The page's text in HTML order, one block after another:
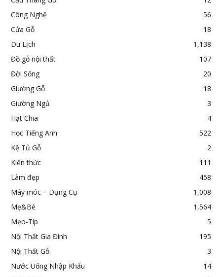
Công Nghệ
56
Cửa Gỗ
18
Du Lịch
1,138
Đồ gỗ nội thất
107
Đời Sống
20
Giường Gỗ
18
Giường Ngủ
3
Hạt Chia
4
Học Tiếng Anh
522
Kệ Tủ Gỗ
2
Kiến thức
111
Làm đẹp
458
Máy móc – Dụng Cụ
1,008
Mẹ&Bé
1,564
Mẹo-Típ
5
Nội Thất Gia Đình
195
Nội Thất Gỗ
3
Nước Uống Nhập Khẩu
14